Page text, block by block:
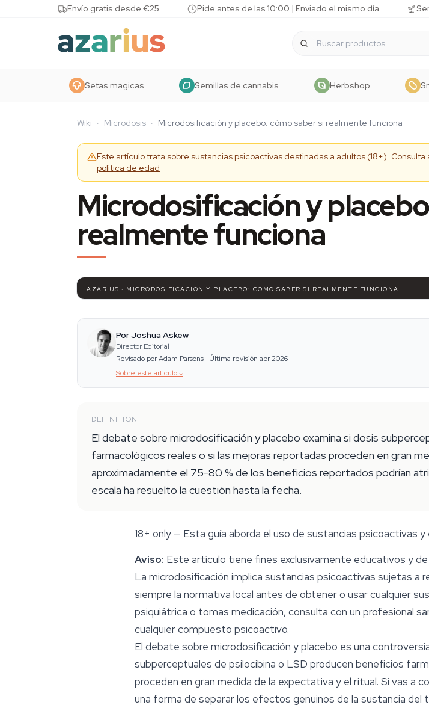
Skip to contentEnvío gratis desde €25 Pide antes de las 10:00 | Enviado el mismo día
Setas magicas Semillas de cannabis Herbshop
Wiki · Microdosis · Microdosificación y placebo: cómo saber si realmente funciona
Este artículo trata sobre sustancias psicoactivas destinadas a adultos (18+).
política de edad
Microdosificación y
realmente funciona
AZARIUS · MICRODOSIFICACIÓN Y PLACEBO: CÓMO SABER SI REALMENTE FUNCIONA
Por Joshua Askew
Director Editorial
Revisado por Adam Parsons · Última revisión abr 2026
Sobre este artículo↓
DEFINITION
El debate sobre microdosificación y placebo examina si dosis
farmacológicos reales o si las mejoras reportadas proceden en gran
aproximadamente el 75-80 % de los beneficios reportados podrían
escala ha resuelto la cuestión hasta la fecha.
18+ only — Esta guía aborda el uso de sustancias psicoactivas
Aviso: Este artículo tiene fines exclusivamente educativos y
La microdosificación implica sustancias psicoactivas sujetas a
siempre la normativa local antes de obtener o usar cualquier
psiquiátrica o tomas medicación, consulta con un profesional
cualquier compuesto psicoactivo.
El debate sobre microdosificación y placebo es una
subperceptuales de psilocibina o LSD producen beneficios
proceden en gran medida de la expectativa y el ritual. Si vas a
una forma de separar los efectos genuinos de la sustancia del